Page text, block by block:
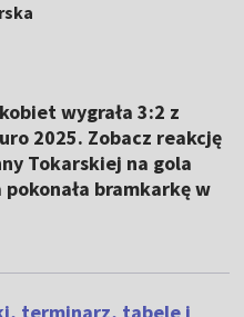
wygrała 3:2 z
2025. Zobacz reakcję
Tokarskiej na gola
bramkarkę w